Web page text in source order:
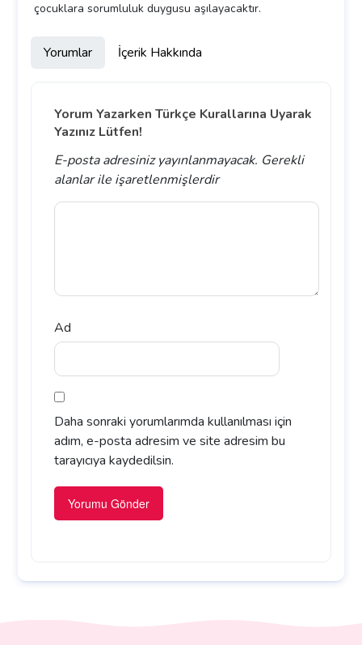
çocuklara sorumluluk duygusu aşılayacaktır.
Yorumlar İçerik Hakkında
Yorum Yazarken Türkçe Kurallarına Uyarak
Yazınız Lütfen!
E-posta adresiniz yayınlanmayacak. Gerekli
alanlarile işaretlenmişlerdir
Ad
Daha sonraki yorumlarımda kullanılması için
adım, e-posta adresim ve site adresim bu
tarayıcıya kaydedilsin.